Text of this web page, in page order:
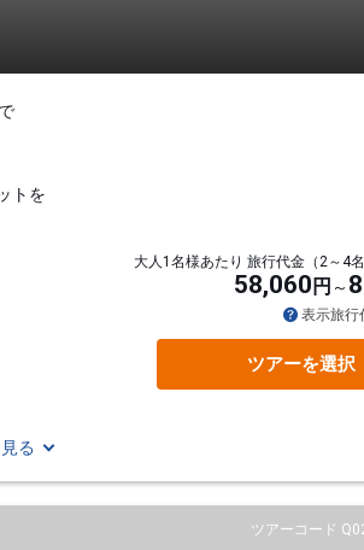
トを
大人1名様あたり 旅行代金（2～4名
58,060 円
表示旅行
ツアーを選択
る
ツアーコード